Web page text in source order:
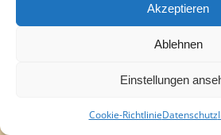
Akzeptieren
Ablehnen
Einstellungen
Cookie-RichtlinieDatenschutz